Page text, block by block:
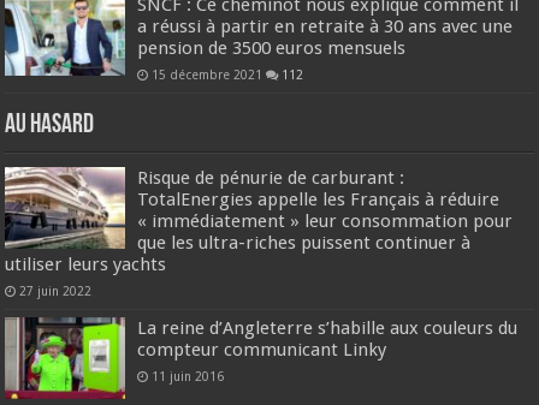
a réussi à partir en retraite à 30 ans avec une
pension de 3500 euros mensuels
15 décembre 2021 112
Au hasard
Risque de pénurie de carburant :
TotalEnergies appelle les Français à réduire
« immédiatement » leur consommation pour
que les ultra-riches puissent continuer à
utiliser leurs yachts
27 juin 2022
La reine d’Angleterre s’habille aux couleurs du
compteur communicant Linky
11 juin 2016